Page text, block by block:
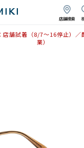
店舗検索
店舗試着（8/7〜16停止）
業）